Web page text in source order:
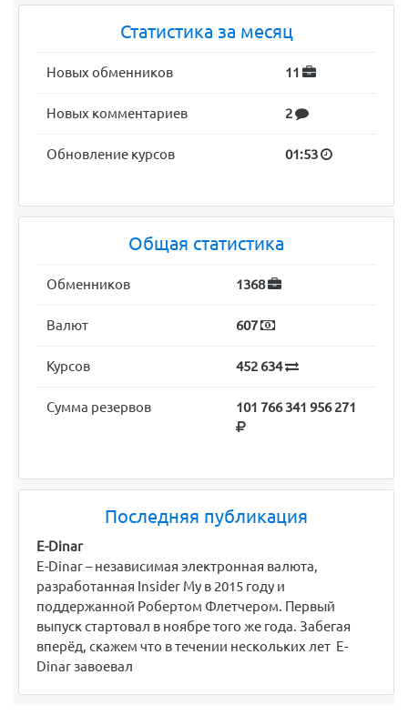
Статистика за месяц
Новых обменников 11
Новых комментариев 2
Обновление курсов 01:53
Общая статистика
Обменников 1368
Валют 607
Курсов 452 634
Сумма резервов 101 766 341 956 271
Последняя публикация
E-Dinar
E-Dinar – независимая электронная валюта,
разработанная Insider My в 2015 году и
поддержанной Робертом Флетчером. Первый
выпуск стартовал в ноябре того же года. Забегая
вперёд, скажем что в течении нескольких лет E-
Dinar завоевал